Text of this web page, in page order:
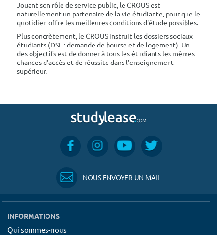
Jouant son rôle de service public, le CROUS est
naturellement un partenaire de la vie étudiante, pour que le
quotidien offre les meilleures conditions d'étude possibles.
Plus concrètement, le CROUS instruit les dossiers sociaux
étudiants (DSE : demande de bourse et de logement). Un
des objectifs est de donner à tous les étudiants les mêmes
chances d'accès et de réussite dans l'enseignement
supérieur.
NOUS ENVOYER UN MAIL
INFORMATIONS
Qui sommes-nous